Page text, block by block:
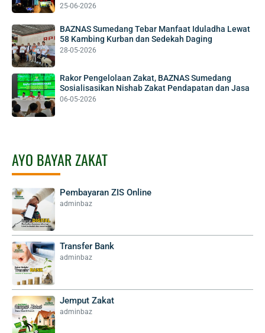
25-06-2026
BAZNAS Sumedang Tebar Manfaat Iduladha Lewat
58 Kambing Kurban dan Sedekah Daging
28-05-2026
Rakor Pengelolaan Zakat, BAZNAS Sumedang
Sosialisasikan Nishab Zakat Pendapatan dan Jasa
06-05-2026
AYO BAYAR ZAKAT
Pembayaran ZIS Online
adminbaz
Transfer Bank
adminbaz
Jemput Zakat
adminbaz